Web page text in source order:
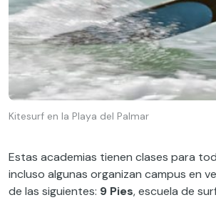
Kitesurf en la Playa del Palmar
Estas academias tienen clases para
incluso algunas organizan campus en
de las siguientes: 9 Pies, escuela de